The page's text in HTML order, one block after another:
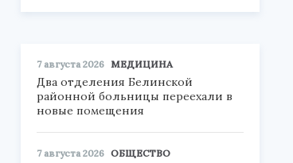
7 августа 2026 МЕДИЦИНА
Два отделения Белинской
районной больницы переехали в
новые помещения
7 августа 2026 ОБЩЕСТВО